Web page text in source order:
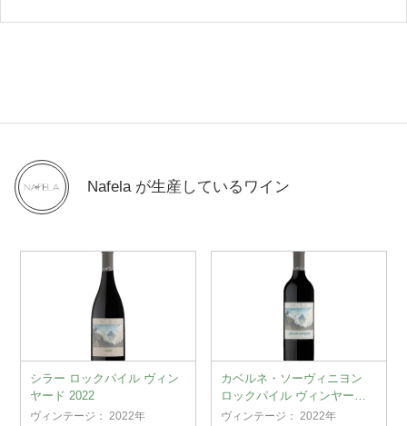
Nafela が生産しているワイン
シラー ロックパイル ヴィン
ヤード 2022
ヴィンテージ：2022年
カベルネ・ソーヴィニヨン
ロックパイル ヴィンヤード
2022
ヴィンテージ：2022年